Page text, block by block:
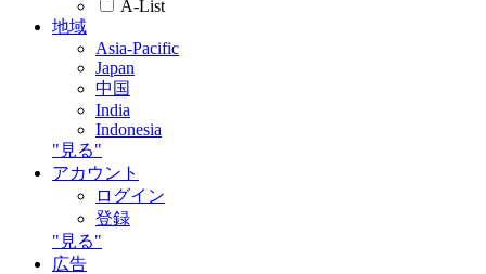
A-List
地域
Asia-Pacific
Japan
中国
India
Indonesia
"見る"
アカウント
ログイン
登録
"見る"
広告